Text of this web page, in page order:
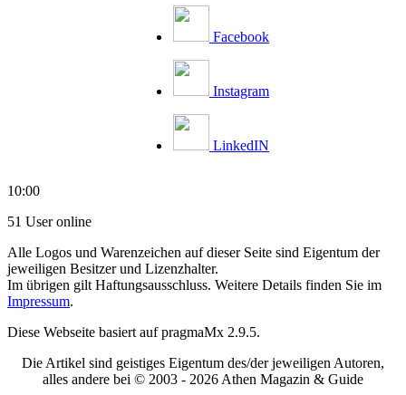
Facebook
Instagram
LinkedIN
10:00
51 User online
Alle Logos und Warenzeichen auf dieser Seite sind Eigentum der
jeweiligen Besitzer und Lizenzhalter.
Im übrigen gilt Haftungsausschluss. Weitere Details finden Sie im
Impressum.
Diese Webseite basiert auf pragmaMx 2.9.5.
Die Artikel sind geistiges Eigentum des/der jeweiligen Autoren,
alles andere bei © 2003 - 2026 Athen Magazin & Guide